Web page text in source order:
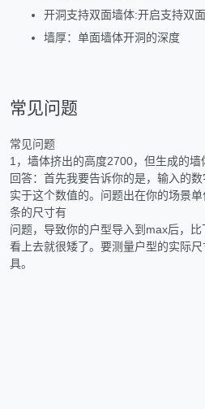
开洞支持双面墙体:开启支持双
墙厚：单面墙体开洞的深度
常见问题
常见问题
1，墙体挤出的高度2700，但生成的墙
回答：首先我要告诉你的是，输入的
实于这个数值的。问题出在你的场景
条的尺寸有
问题，导致你的户型导入到max后，
看上去就很矮了。要测量户型的实际
具。